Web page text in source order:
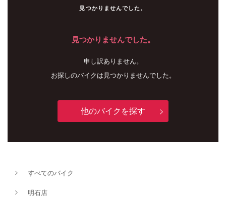
見つかりませんでした。
見つかりませんでした。
申し訳ありません。
お探しのバイクは見つかりませんでした。
他のバイクを探す
すべてのバイク
明石店
新車